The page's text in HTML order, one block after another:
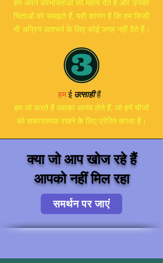
हम अपने उपभोक्ताओं को महत्व देते हैं और उनकी
चिंताओं को समझते हैं, यही कारण है कि हम किसी
भी अप्रिय आश्चर्य के लिए कोई जगह नहीं देते हैं।
हमई उत्साहीहैं
हम जो करते हैं उसका आनंद लेते हैं, जो हमें चीजों
को सकारात्मक रखने के लिए प्रेरित करता है।
क्या जो आप खोज रहे हैं
आपको नहीं मिल रहा
समर्थन पर जाएं